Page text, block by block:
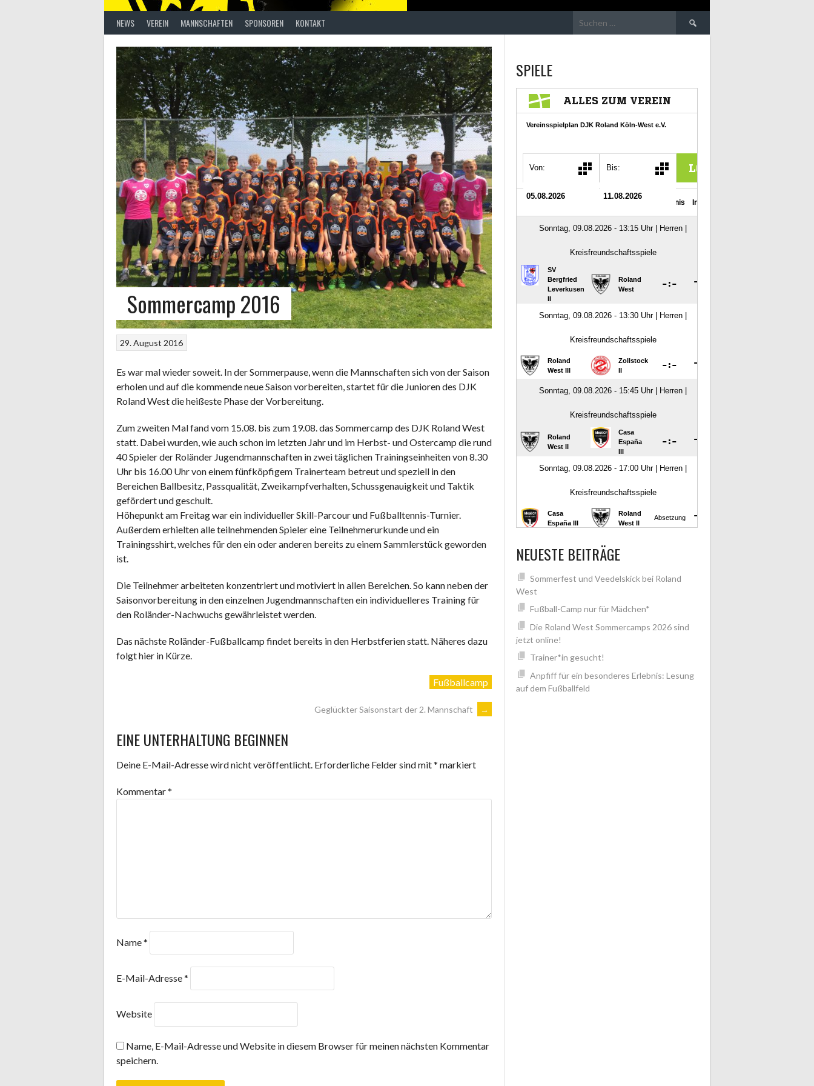
NEWS VEREIN MANNSCHAFTEN SPONSOREN KONTAKT
Suchen
nach:
Sommercamp 2016
29. August 2016
Es war mal wieder soweit. In der Sommerpause, wenn die Mannschaften sich von der Saison
erholen und auf die kommende neue Saison vorbereiten, startet für die Junioren des DJK
Roland West die heißeste Phase der Vorbereitung.
Zum zweiten Mal fand vom 15.08. bis zum 19.08. das Sommercamp des DJK Roland West
statt. Dabei wurden, wie auch schon im letzten Jahr und im Herbst- und Ostercamp die rund
40 Spieler der Roländer Jugendmannschaften in zwei täglichen Trainingseinheiten von 8.30
Uhr bis 16.00 Uhr von einem fünfköpfigem Trainerteam betreut und speziell in den
Bereichen Ballbesitz, Passqualität, Zweikampfverhalten, Schussgenauigkeit und Taktik
gefördert und geschult.
Höhepunkt am Freitag war ein individueller Skill-Parcour und Fußballtennis-Turnier.
Außerdem erhielten alle teilnehmenden Spieler eine Teilnehmerurkunde und ein
Trainingsshirt, welches für den ein oder anderen bereits zu einem Sammlerstück geworden
ist.
Die Teilnehmer arbeiteten konzentriert und motiviert in allen Bereichen. So kann neben der
Saisonvorbereitung in den einzelnen Jugendmannschaften ein individuelleres Training für
den Roländer-Nachwuchs gewährleistet werden.
Das nächste Roländer-Fußballcamp findet bereits in den Herbstferien statt. Näheres dazu
folgt hier in Kürze.
Fußballcamp
NAVIGATION
Geglückter Saisonstart der 2. Mannschaft →
EINE UNTERHALTUNG BEGINNEN
Deine E-Mail-Adresse wird nicht veröffentlicht. Erforderliche Felder sind mit* markiert
Kommentar*
Name*
E-Mail-Adresse*
Website
Name, E-Mail-Adresse und Website in diesem Browser für meinen nächsten Kommentar
speichern.
SPIELE
NEUESTE BEITRÄGE
Sommerfest und Veedelskick bei Roland
West
Fußball-Camp nur für Mädchen*
Die Roland West Sommercamps 2026 sind
jetzt online!
Trainer*in gesucht!
Anpfiff für ein besonderes Erlebnis: Lesung
auf dem Fußballfeld